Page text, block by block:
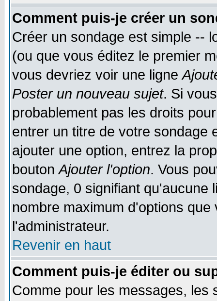
Comment puis-je créer un
Créer un sondage est simple --
(ou que vous éditez le premier
vous devriez voir une ligne
Poster un nouveau sujet. Si
probablement pas les droits
entrer un titre de votre sondage
ajouter une option, entrez la
boutonAjouter l'option. Vous
sondage, 0 signifiant qu'aucune
nombre maximum d'options
l'administrateur.
Revenir en haut
Comment puis-je éditer ou
Comme pour les messages, les